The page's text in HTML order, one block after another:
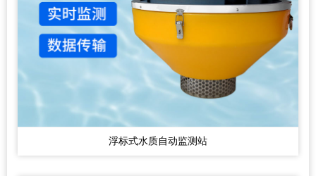
浮标式水质自动监测站